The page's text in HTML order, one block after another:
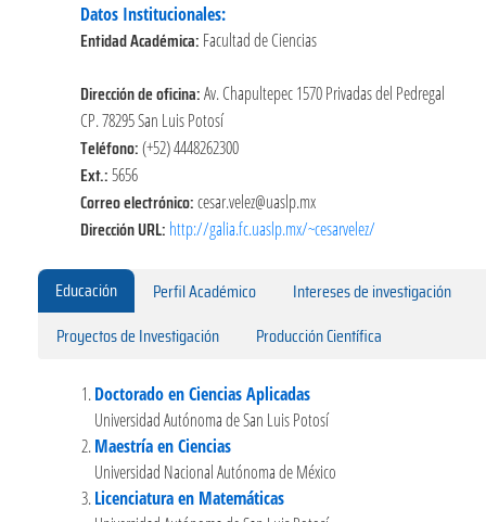
Datos Institucionales:
Entidad Académica: Facultad de Ciencias
Dirección de oficina:Av. Chapultepec 1570 Privadas del Pedregal
CP. 78295 San Luis Potosí
Teléfono:(+52) 4448262300
Ext.:5656
Correo electrónico:cesar.velez@uaslp.mx
Dirección URL: http://galia.fc.uaslp.mx/~cesarvelez/
Educación Perfil Académico
Intereses de investigación
Proyectos de Investigación
Producción Científica
Doctorado en Ciencias Aplicadas
Universidad Autónoma de San Luis Potosí
Maestría en Ciencias
Universidad Nacional Autónoma de México
Licenciatura en Matemáticas